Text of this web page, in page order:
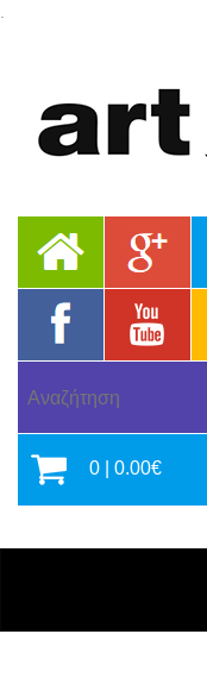
0 | 0.00€